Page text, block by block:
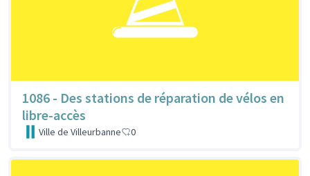
1086 - Des stations de réparation de vélos en
libre-accès
Ville de Villeurbanne 0